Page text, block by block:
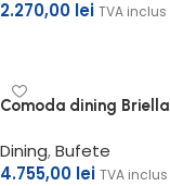
2.270,00 lei TVA inclus
Comoda dining Briella
Dining,Bufete
4.755,00 lei TVA inclus